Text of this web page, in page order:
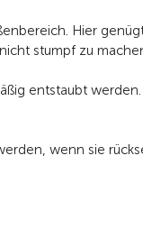
Hier
stumpf zu
entstaubt
wenn sie